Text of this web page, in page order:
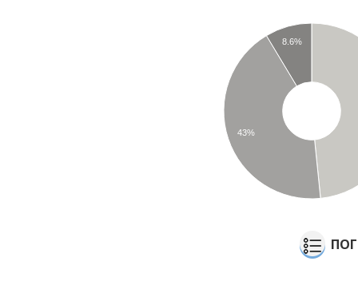
8.6%
43%